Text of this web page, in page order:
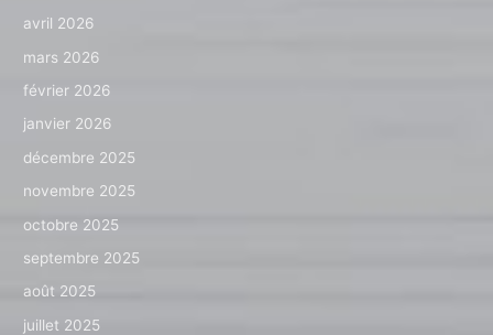
avril 2026
mars 2026
février 2026
janvier 2026
décembre 2025
novembre 2025
octobre 2025
septembre 2025
août 2025
juillet 2025